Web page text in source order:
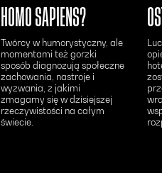
HOMO SAPIENS?
Twórcy w humorystyczny, ale
momentami też gorzki
sposób diagnozują społeczne
zachowania, nastroje i
wyzwania, z jakimi
zmagamy się w dzisiejszej
rzeczywistości na całym
świecie.